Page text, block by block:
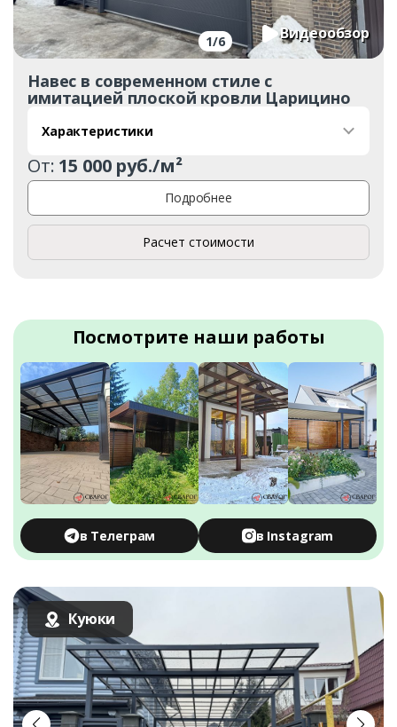
Посмотрите наши работы
в Телеграм в Instagram
Видеообзор
1/6
Навес в современном стиле с
имитацией плоской кровли Царицино
Характеристики
От: 15 000 руб./м²
Подробнее
Расчет стоимости
Куюки